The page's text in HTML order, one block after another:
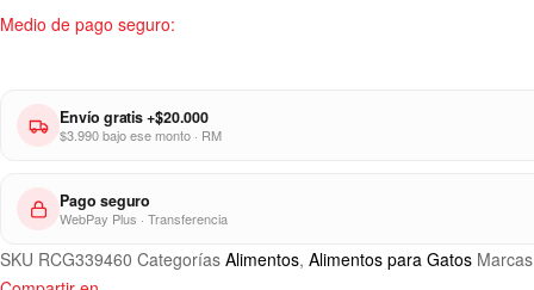
Medio de pago seguro:
Envío gratis +$20.000
$3.990 bajo ese monto · RM
Pago seguro
WebPay Plus · Transferencia
SKU RCG339460 Categorías Alimentos, Alimentos para Gatos